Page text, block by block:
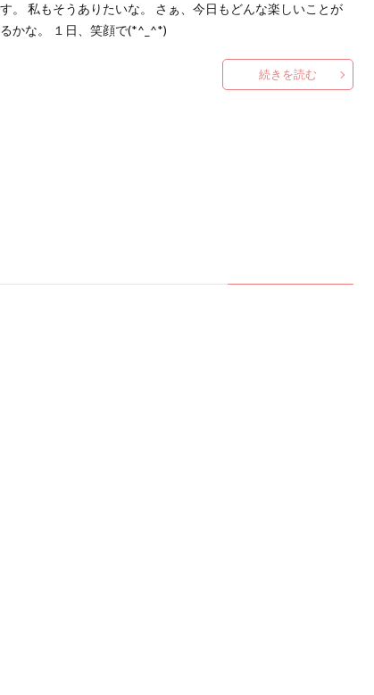
。 私もそうありたいな。 さぁ、今日もどんな楽しいことが
かな。 １日、笑顔で(*^_^*)
続きを読む